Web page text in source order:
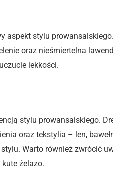
aspekt stylu
oraz nieśmiertelna
lekkości.
stylu prowansalskiego.
oraz tekstylia – len,
Warto również zwrócić
żelazo.